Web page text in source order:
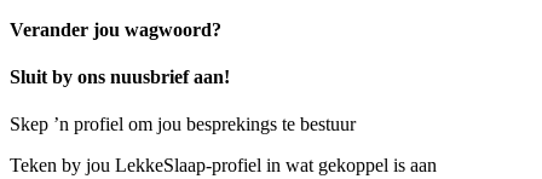
Verander jou wagwoord?
Sluit by ons nuusbrief aan!
Skep ’n profiel om jou besprekings te bestuur
Teken by jou LekkeSlaap-profiel in wat gekoppel is aan